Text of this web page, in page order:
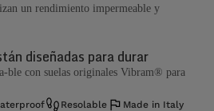
un rendimiento impermeable y
diseñadas para durar
ble con suelas originales Vibram® para
Resolable Made in Italy